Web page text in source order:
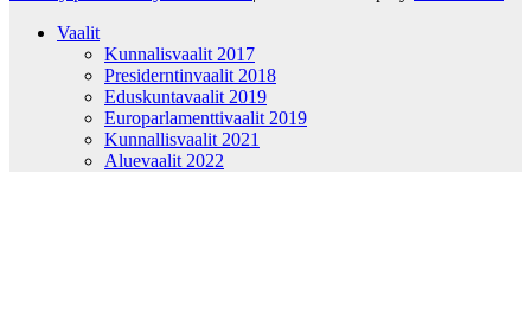
Vaalit
Kunnalisvaalit 2017
Presiderntinvaalit 2018
Eduskuntavaalit 2019
Europarlamenttivaalit 2019
Kunnallisvaalit 2021
Aluevaalit 2022